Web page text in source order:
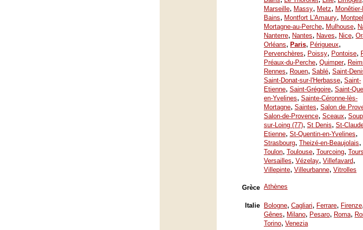
Marseille, Massy, Metz,
Bains, Montfort L'Amaury,
Mortagne-au-Perche, Mulhouse,
Nanterre, Nantes, Naves, Nice,
Orléans, Paris, Périgueux,
Pervenchères, Poissy, Pontoise,
Préaux-du-Perche, Quimper,
Rennes, Rouen, Sablé, Saint-
Saint-Donat-sur-l'Herbasse, Saint-
Etienne, Saint-Grégoire, Saint-
en-Yvelines, Sainte-Céronne-lès-
Mortagne, Saintes, Salon de
Salon-de-Provence, Sceaux,
sur-Loing (77), St Denis, St-
Etienne, St-Quentin-en-Yvelines,
Strasbourg, Theizé-en-Beaujolais,
Toulon, Toulouse, Tourcoing, Tours
Versailles, Vézelay, Villefavard,
Villepinte, Villeurbanne, Vitrolles
Grèce Athènes
Italie Bologne, Cagliari, Ferrare, Firenze,
Gênes, Milano, Pesaro, Roma,
Torino, Venezia